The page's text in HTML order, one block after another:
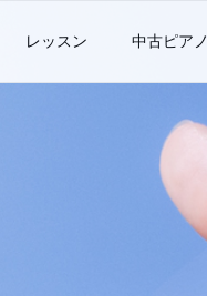
レッスン 中古ピアノ